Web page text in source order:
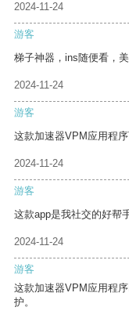
2024-11-24
游客
梯子神器，ins随便看，美
2024-11-24
游客
这款加速器VPM应用程
2024-11-24
游客
这款app是我社交的好帮
2024-11-24
游客
这款加速器VPM应用程
护。